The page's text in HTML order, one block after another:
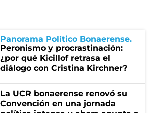
Panorama Político Bonaerense
Peronismo y procrastinación:
¿por qué Kicillof retrasa el
diálogo con Cristina Kirchner?
La UCR bonaerense renovó su
Convención en una jornada